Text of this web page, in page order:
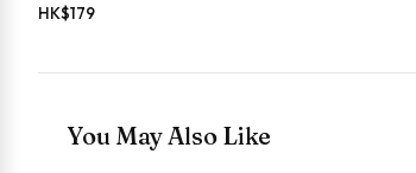
HK$179
You May Also Like